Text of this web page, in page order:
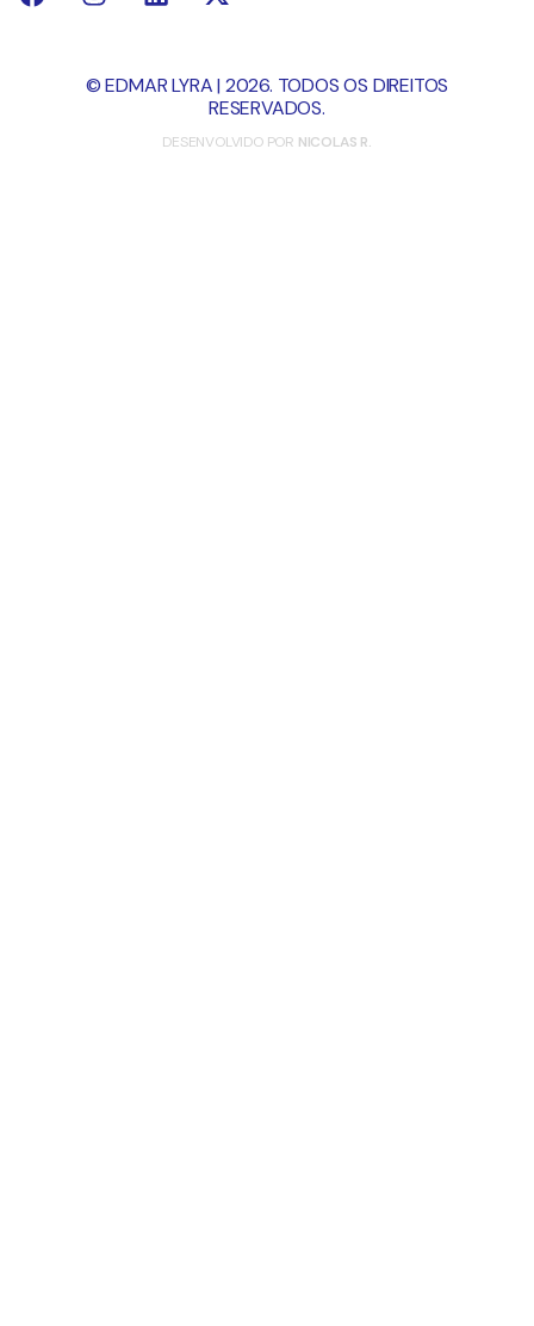
© EDMAR LYRA | 2026. TODOS OS DIREITOS
RESERVADOS.
DESENVOLVIDO POR NICOLAS R.